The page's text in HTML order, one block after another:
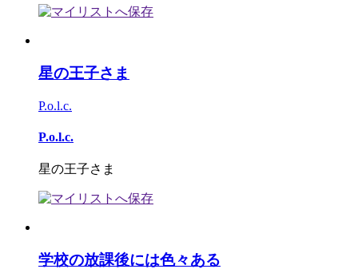
星の王子さま
P.o.l.c.
P.o.l.c.
星の王子さま
学校の放課後には色々ある